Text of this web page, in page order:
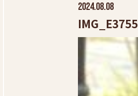
2024.08.08
IMG_E3755